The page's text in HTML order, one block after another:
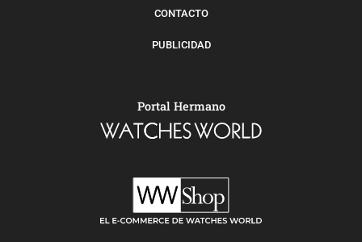
CONTACTO
PUBLICIDAD
Portal Hermano